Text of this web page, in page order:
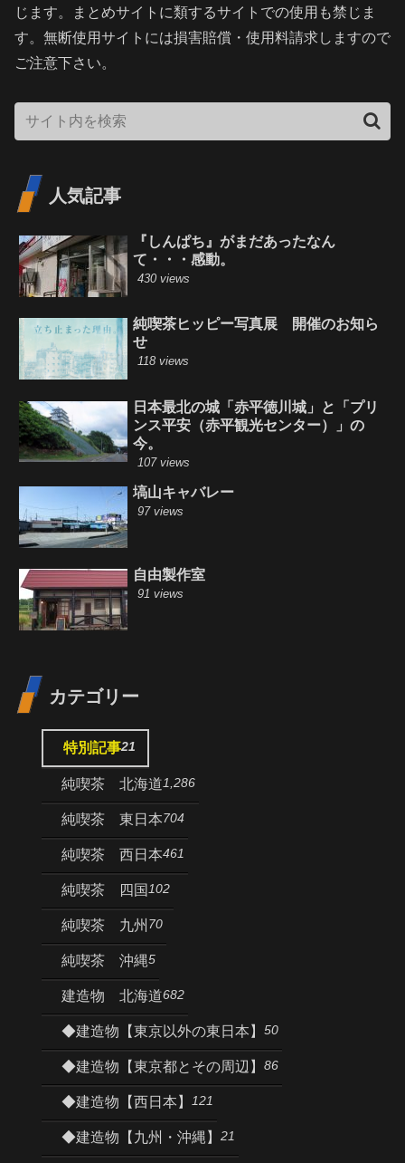
じます。まとめサイトに類するサイトでの使用も禁じま
す。無断使用サイトには損害賠償・使用料請求しますので
ご注意下さい。
人気記事
『しんぱち』がまだあったなん
て・・・感動。
430 views
純喫茶ヒッピー写真展 開催のお知ら
せ
118 views
日本最北の城「赤平徳川城」と「プリ
ンス平安（赤平観光センター）」の
今。
107 views
塙山キャバレー
97 views
自由製作室
91 views
カテゴリー
特別記事21
純喫茶 北海道1,286
純喫茶 東日本704
純喫茶 西日本461
純喫茶 四国102
純喫茶 九州 70
純喫茶 沖縄5
建造物 北海道682
◆建造物【東京以外の東日本】 50
◆建造物【東京都とその周辺】 86
◆建造物【西日本】 121
◆建造物【九州・沖縄】 21